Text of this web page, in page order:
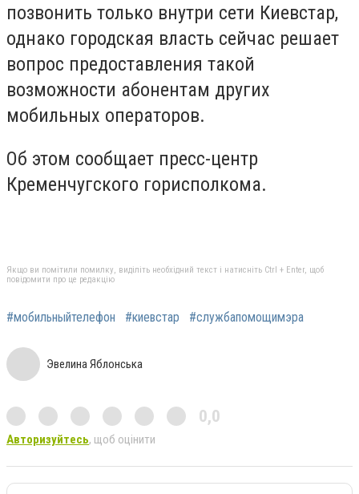
позвонить только внутри сети Киевстар,
однако городская власть сейчас решает
вопрос предоставления такой
возможности абонентам других
мобильных операторов.
Об этом сообщает пресс-центр
Кременчугского горисполкома.
Якщо ви помітили помилку, виділіть необхідний текст і натисніть Ctrl + Enter, щоб
повідомити про це редакцію
#мобильныйтелефон #киевстар #службапомощимэра
Эвелина Яблонська
0,0
Авторизуйтесь, щоб оцінити